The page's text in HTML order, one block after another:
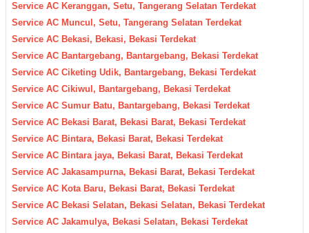
Service AC Keranggan, Setu, Tangerang Selatan Terdekat
Service AC Muncul, Setu, Tangerang Selatan Terdekat
Service AC Bekasi, Bekasi, Bekasi Terdekat
Service AC Bantargebang, Bantargebang, Bekasi Terdekat
Service AC Ciketing Udik, Bantargebang, Bekasi Terdekat
Service AC Cikiwul, Bantargebang, Bekasi Terdekat
Service AC Sumur Batu, Bantargebang, Bekasi Terdekat
Service AC Bekasi Barat, Bekasi Barat, Bekasi Terdekat
Service AC Bintara, Bekasi Barat, Bekasi Terdekat
Service AC Bintara jaya, Bekasi Barat, Bekasi Terdekat
Service AC Jakasampurna, Bekasi Barat, Bekasi Terdekat
Service AC Kota Baru, Bekasi Barat, Bekasi Terdekat
Service AC Bekasi Selatan, Bekasi Selatan, Bekasi Terdekat
Service AC Jakamulya, Bekasi Selatan, Bekasi Terdekat